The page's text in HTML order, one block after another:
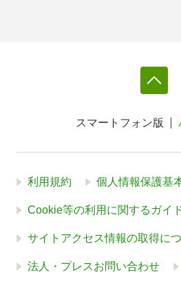
スマートフォン版
利用規約 個人情報保護基
Cookie等の利用に関するガイ
サイトアクセス情報の取得に
法人・プレスお問い合わせ